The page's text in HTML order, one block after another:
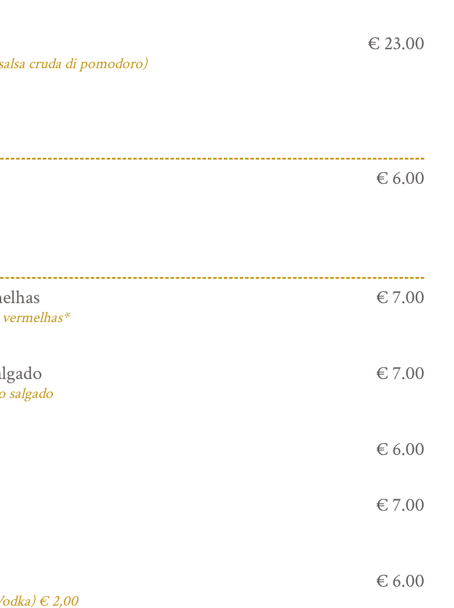
cruda di pomodoro)
€ 23.00
€ 6.00
€ 7.00
salgado
€ 7.00
€ 6.00
€ 7.00
€ 2,00
€ 6.00